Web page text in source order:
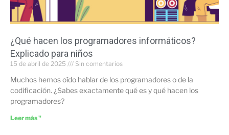
¿Qué hacen los programadores informáticos?
Explicado para niños
15 de abril de 2025 Sin comentarios
Muchos hemos oído hablar de los programadores o de la
codificación. ¿Sabes exactamente qué es y qué hacen los
programadores?
Leer más "